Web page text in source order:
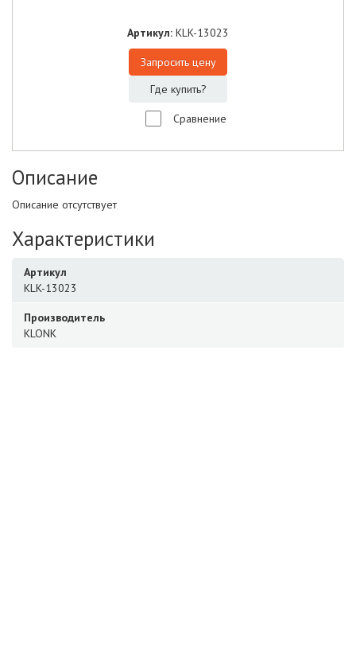
Артикул: KLK-13023
Запросить цену
Где купить?
Сравнение
Описание
Описание отсутствует
Характеристики
Артикул
KLK-13023
Производитель
KLONK